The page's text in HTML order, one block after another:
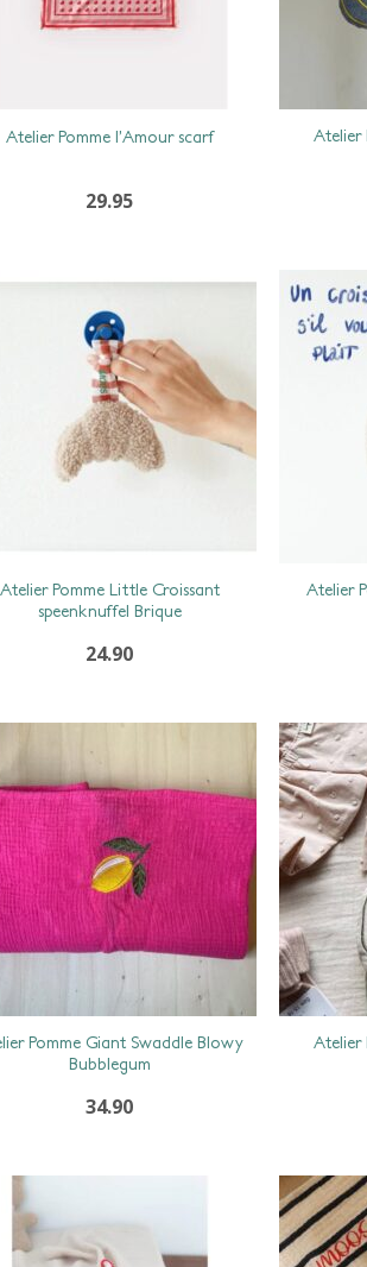
Atelier Pomme l’Amour scarf
29.95
Atelier
Atelier Pomme Little Croissant
speenknuffel Brique
24.90
Atelier
Pomme Giant Swaddle Blowy
Bubblegum
34.90
Atelier